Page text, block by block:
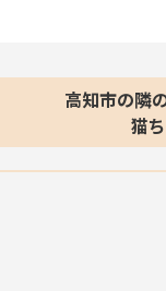
高知市の隣
猫